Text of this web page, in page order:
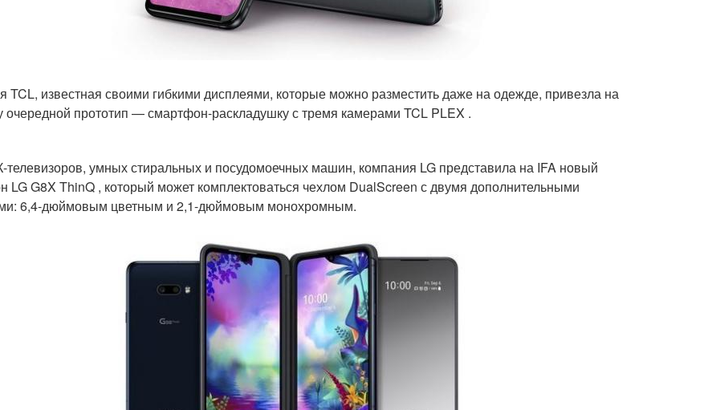
TCL, известная своими гибкими дисплеями, которые можно разместить даже на одежде, привезла на
очередной прототип — смартфон-раскладушку с тремя камерами TCL PLEX .
телевизоров, умных стиральных и посудомоечных машин, компания LG представила на IFA новый
LG G8X ThinQ , который может комплектоваться чехлом DualScreen с двумя дополнительными
6,4-дюймовым цветным и 2,1-дюймовым монохромным.